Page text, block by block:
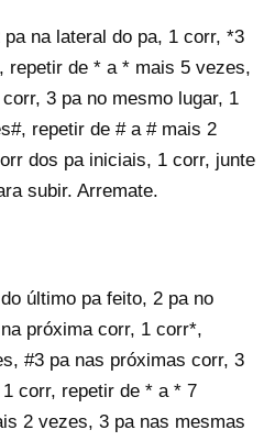
na lateral do pa, 1 corr, *3
repetir de * a * mais 5 vezes,
3 pa no mesmo lugar, 1
repetir de # a # mais 2
dos pa iniciais, 1 corr, junte
subir. Arremate.
último pa feito, 2 pa no
próxima corr, 1 corr*,
#3 pa nas próximas corr, 3
corr, repetir de * a * 7
2 vezes, 3 pa nas mesmas